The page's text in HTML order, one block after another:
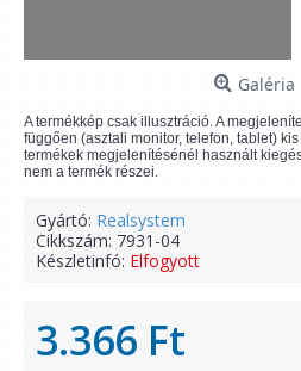
Galéria
A termékkép csak illusztráció. A
függően (asztali monitor, telefon, tablet)
termékek megjelenítésénél használt
nem a termék részei.
Gyártó: Realsystem
Cikkszám: 7931-04
Készletinfó: Elfogyott
3.366 Ft